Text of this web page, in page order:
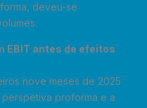
deveu-se
EBIT antes de efeitos
nove meses de 2025
proforma e a